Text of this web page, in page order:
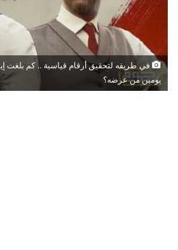
في طريقه لتحقيق أرقام قياسية .. كم بلغت
يومين من عرضه؟